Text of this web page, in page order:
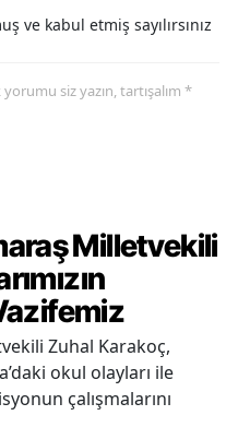
ve kabul etmiş sayılırsınız
siz yazın, tartışalım *
Milletvekili
Zuhal Karakoç,
okul olayları ile
çalışmalarını